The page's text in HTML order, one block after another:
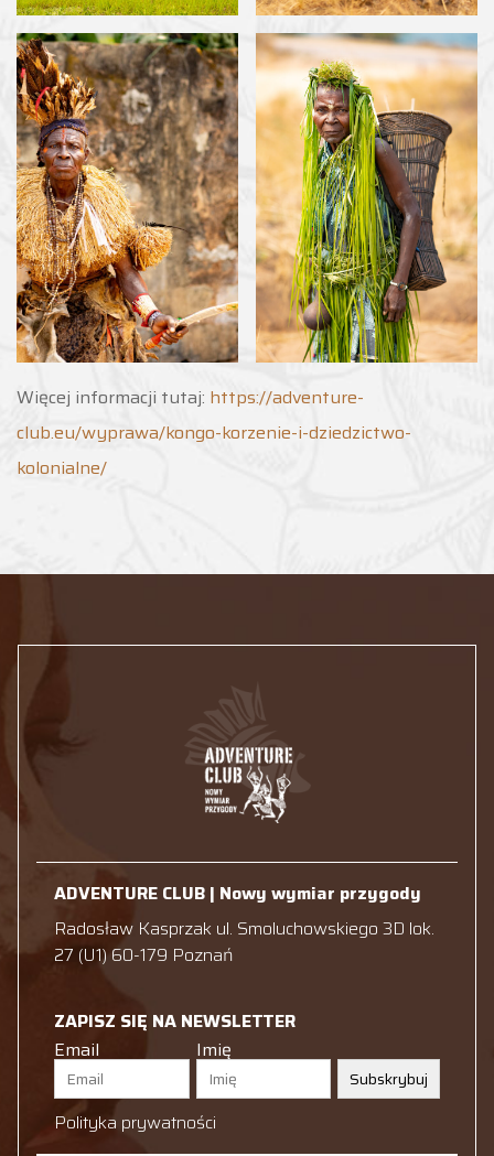
Więcej informacji tutaj: https://adventure-
club.eu/wyprawa/kongo-korzenie-i-dziedzictwo-
kolonialne/
ADVENTURE CLUB | Nowy wymiar przygody
Radosław Kasprzak ul. Smoluchowskiego 3D lok.
27 (U1) 60-179 Poznań
ZAPISZ SIĘ NA NEWSLETTER
Email
Imię
Subskrybuj
Polityka prywatności